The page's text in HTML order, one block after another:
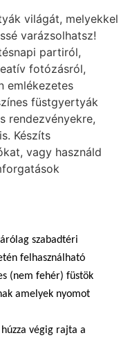
világát, melyekkel
varázsolhatsz!
partiról,
fotózásról,
emlékezetes
füstgyertyák
rendezvényekre,
Készíts
vagy használd
szabadtéri
felhasználható
(nem fehér) füstök
amelyek nyomot
végig rajta a